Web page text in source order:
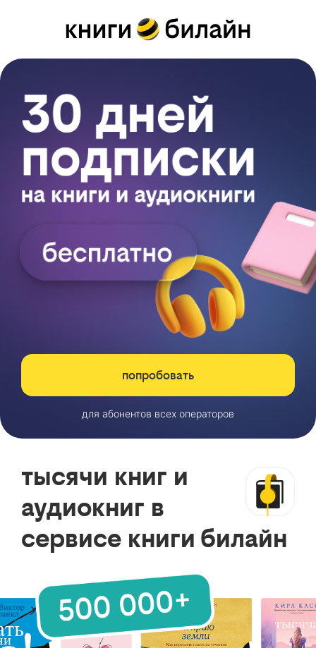
попробовать
для абонентов всех операторов
тысячи книг и
аудиокниг в
сервисе книги билайн